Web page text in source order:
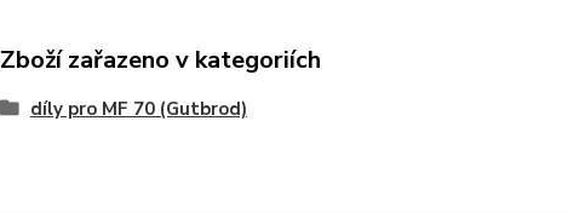
Zboží zařazeno v kategoriích
díly pro MF 70 (Gutbrod)